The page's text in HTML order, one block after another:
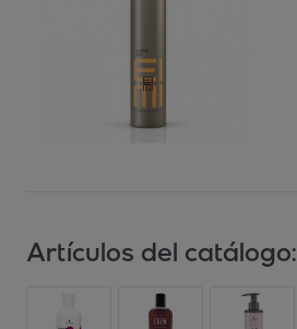
Artículos del catálogo: